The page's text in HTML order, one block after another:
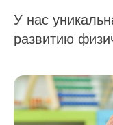
У нас
развитию